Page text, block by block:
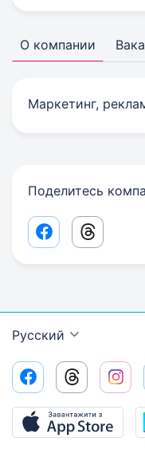
О компании
Маркетинг,
Поделитесь
Facebook share
Threads
Русский